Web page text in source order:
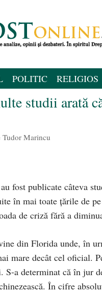
POLITIC RELIGIOS
studii arată
Tudor Marincu
fost publicate câteva
în mai toate țările de
de criză fără a
din Florida unde, în
mare decât cel oficial.
S-a determinat că în jur
În cifre